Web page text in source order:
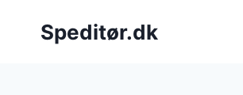
Speditør.dk